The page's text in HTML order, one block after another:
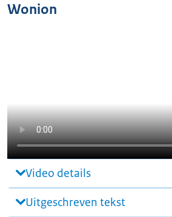
Wonion
Video details
Uitgeschreven tekst